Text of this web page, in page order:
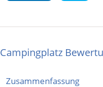
Campingplatz
Zusammenfassung